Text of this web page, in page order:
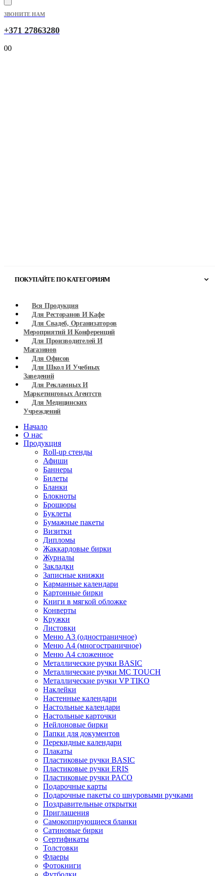
ЗВОНИТЕ НАМ
+371 27863280
00
ПОКУПАЙТЕ ПО КАТЕГОРИЯМ
Вся Продукция
Для Ресторанов И Кафе
Для Свадеб, Организаторов
Мероприятий И Конференций
Для Производителей И
Магазинов
Для Офисов
Для Школ И Учебных
Заведений
Для Рекламных И
Маркетинговых Агентств
Для Медицинских
Учреждений
Hачало
О нас
Продукция
Roll-up стенды
Афиши
Баннеры
Билеты
Бланки
Блокноты
Брошюры
Буклеты
Бумажные пакеты
Визитки
Дипломы
Жаккардовые бирки
Журналы
Закладки
Записные книжки
Карманные календари
Картонные бирки
Книги в мягкой обложке
Конверты
Кружки
Листовки
Меню A3 (одностраничное)
Меню A4 (многостраничное)
Меню A4 сложенное
Металлические ручки BASIC
Металлические ручки MC TOUCH
Металлические ручки VP TIKO
Наклейки
Настенные календари
Настольные календари
Настольные карточки
Нейлоновые бирки
Папки для документов
Перекидные календари
Плакаты
Пластиковые ручки BASIC
Пластиковые ручки ERIS
Пластиковые ручки PACO
Подарочные карты
Подарочные пакеты со шнуровыми ручками
Поздравительные открытки
Приглашения
Самокопирующиеся бланки
Сатиновые бирки
Сертификаты
Толстовки
Флаеры
Фотокниги
Футболки